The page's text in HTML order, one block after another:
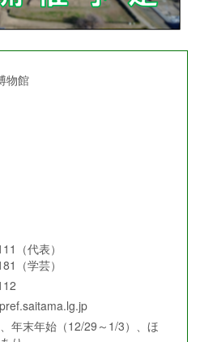
物館
（代表）
（学芸）
年末年始（12/29～1/3）、ほ